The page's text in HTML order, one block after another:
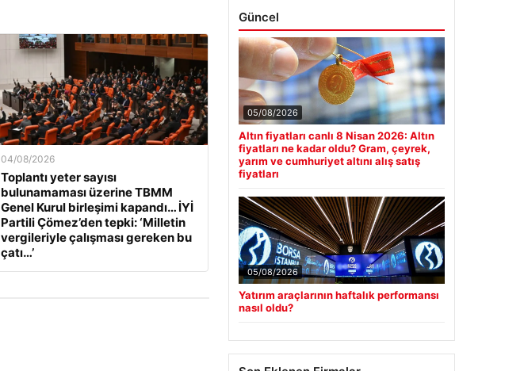
04/08/2026
Toplantı yeter sayısı
bulunamaması üzerine TBMM
Genel Kurul birleşimi kapandı… İYİ
Partili Çömez’den tepki: ‘Milletin
vergileriyle çalışması gereken bu
çatı…’
Güncel
05/08/2026
Altın fiyatları canlı 8 Nisan 2026: Altın
fiyatları ne kadar oldu? Gram, çeyrek,
yarım ve cumhuriyet altını alış satış
fiyatları
05/08/2026
Yatırım araçlarının haftalık performansı
nasıl oldu?